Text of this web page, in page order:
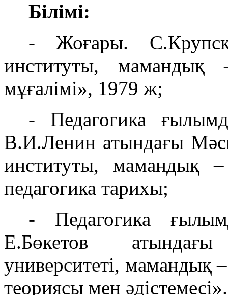
Бiлiмі:
- Жоғары.
институты,
мұғалімі», 1979 ж;
- Педагогика
В.И.Ленин атындағы
институты, мамандық
педагогика тарихы;
- Педагогика
Е.Бөкетов
университеті, мамандық
теориясы мен әдістемесі».